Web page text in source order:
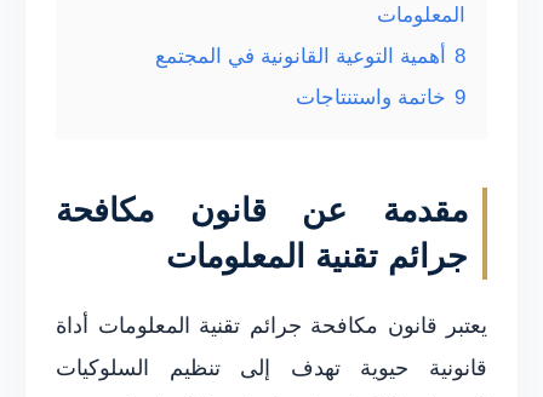
المعلومات
8
أهمية التوعية القانونية في المجتمع
9 خاتمة واستنتاجات
مقدمة عن قانون مكافحة
جرائم تقنية المعلومات
يعتبر قانون مكافحة جرائم تقنية المعلومات أداة
قانونية حيوية تهدف إلى تنظيم السلوكيات